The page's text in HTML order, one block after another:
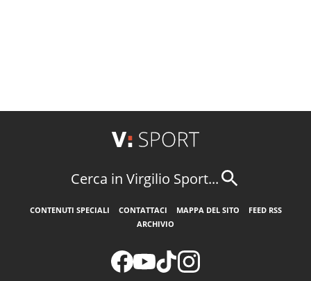
Cerca in Virgilio Sport...
CONTENUTI SPECIALI CONTATTACI MAPPA DEL SITO
FEED RSS
ARCHIVIO